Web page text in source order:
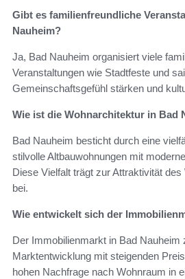
Gibt es familienfreundliche
Nauheim?
Ja, Bad Nauheim organisiert viele
Veranstaltungen wie Stadtfeste und
Gemeinschaftsgefühl stärken und
Wie ist die Wohnarchitektur in Bad
Bad Nauheim besticht durch eine
stilvolle Altbauwohnungen mit
Diese Vielfalt trägt zur Attraktivität
bei.
Wie entwickelt sich der
Der Immobilienmarkt in Bad Nauheim
Marktentwicklung mit steigenden
hohen Nachfrage nach Wohnraum in